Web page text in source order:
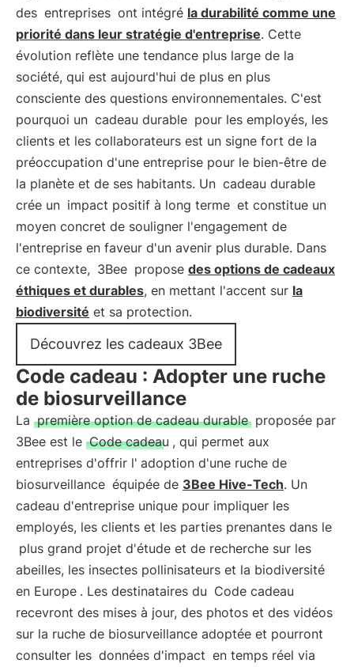
des entreprises ont intégré la durabilité comme une
priorité dans leur stratégie d'entreprise. Cette
évolution reflète une tendance plus large de la
société, qui est aujourd'hui de plus en plus
consciente des questions environnementales. C'est
pourquoi un cadeau durable pour les employés, les
clients et les collaborateurs est un signe fort de la
préoccupation d'une entreprise pour le bien-être de
la planète et de ses habitants. Un cadeau durable
crée un impact positif à long terme et constitue un
moyen concret de souligner l'engagement de
l'entreprise en faveur d'un avenir plus durable. Dans
ce contexte, 3Bee propose des options de cadeaux
éthiques et durables, en mettant l'accent sur la
biodiversité et sa protection.
Découvrez les cadeaux 3Bee
Code cadeau : Adopter une ruche
de biosurveillance
La première option de cadeau durable proposée par
3Bee est le Code cadeau , qui permet aux
entreprises d'offrir l' adoption d'une ruche de
biosurveillance équipée de 3Bee Hive-Tech. Un
cadeau d'entreprise unique pour impliquer les
employés, les clients et les parties prenantes dans le
plus grand projet d'étude et de recherche sur les
abeilles, les insectes pollinisateurs et la biodiversité
en Europe . Les destinataires du Code cadeau
recevront des mises à jour, des photos et des vidéos
sur la ruche de biosurveillance adoptée et pourront
consulter les données d'impact en temps réel via